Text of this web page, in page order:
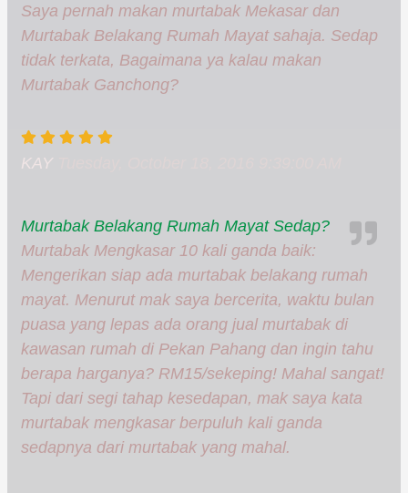
Saya pernah makan murtabak Mekasar dan
Murtabak Belakang Rumah Mayat sahaja. Sedap
tidak terkata, Bagaimana ya kalau makan
Murtabak Ganchong?
KAY
Murtabak Belakang Rumah Mayat Sedap?
Murtabak Mengkasar 10 kali ganda baik:
Mengerikan siap ada murtabak belakang rumah
mayat. Menurut mak saya bercerita, waktu bulan
puasa yang lepas ada orang jual murtabak di
kawasan rumah di Pekan Pahang dan ingin tahu
berapa harganya? RM15/sekeping! Mahal sangat!
Tapi dari segi tahap kesedapan, mak saya kata
murtabak mengkasar berpuluh kali ganda
sedapnya dari murtabak yang mahal.